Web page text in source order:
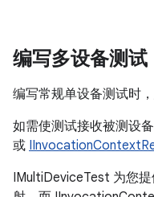
编写多设备测试
编写常规单设备测试时
如需使测试接收被测设
或
IMultiDeviceTest 为您